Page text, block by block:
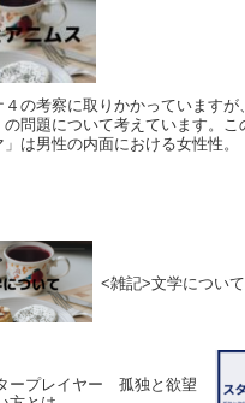
の考察に取りかかっていますが
の問題について考えています。
」は男性の内面における女性性。
<雑記>文学について
ープレイヤー 孤独と欲望